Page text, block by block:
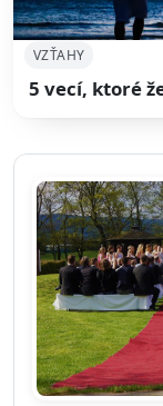
VZŤAHY
5 vecí, ktoré